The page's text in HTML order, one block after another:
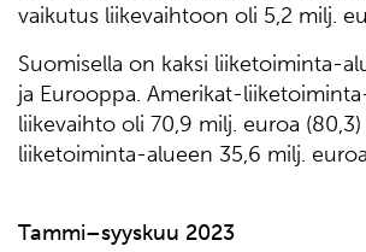
vaikutus liikevaihtoon oli 5,2 milj.
Suomisella on kaksi liiketoiminta-
ja Eurooppa. Amerikat-
liikevaihto oli 70,9 milj. euroa
liiketoiminta-alueen 35,6 milj. euroa
Tammi–syyskuu 2023